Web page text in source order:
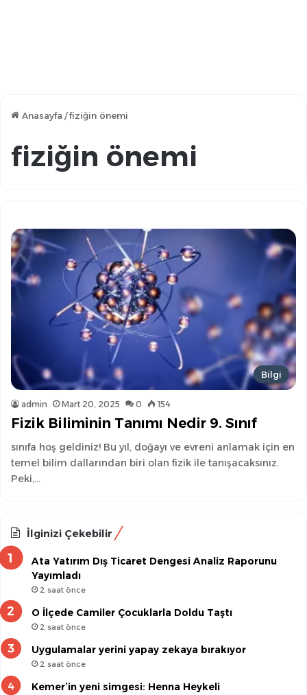
Anasayfa /fiziğin önemi
fiziğin önemi
Bilgi
admin Mart 20, 2025 0 154
Fizik Biliminin Tanımı Nedir 9. Sınıf
sınıfa hoş geldiniz! Bu yıl, doğayı ve evreni anlamak için en
temel bilim dallarından biri olan fizik ile tanışacaksınız.
Peki,…
İlginizi Çekebilir
Ata Yatırım Dış Ticaret Dengesi Analiz Raporunu
Yayımladı
2 saat önce
O İlçede Camiler Çocuklarla Doldu Taştı
2 saat önce
Uygulamalar yerini yapay zekaya bırakıyor
2 saat önce
Kemer’in yeni simgesi: Henna Heykeli